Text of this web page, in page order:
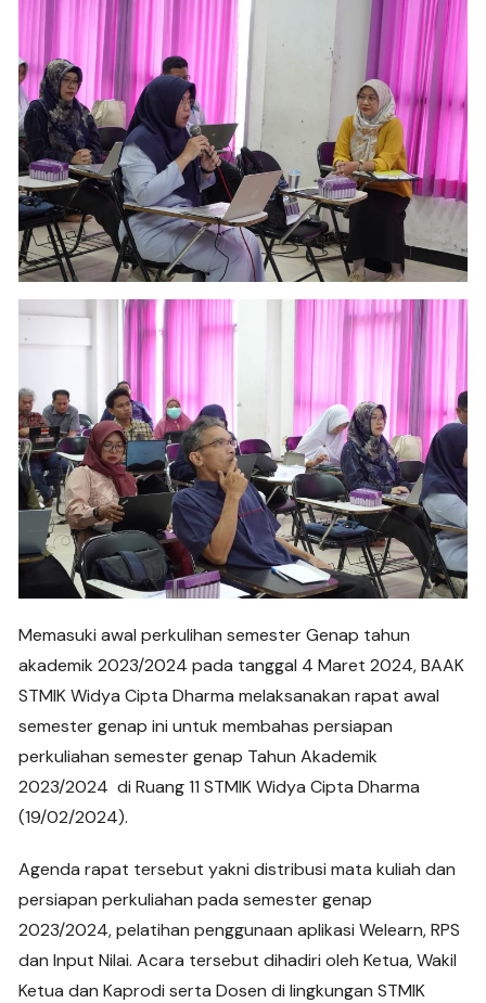
Memasuki awal perkulihan semester Genap tahun
akademik 2023/2024 pada tanggal 4 Maret 2024, BAAK
STMIK Widya Cipta Dharma melaksanakan rapat awal
semester genap ini untuk membahas persiapan
perkuliahan semester genap Tahun Akademik
2023/2024 di Ruang 11 STMIK Widya Cipta Dharma
(19/02/2024).
Agenda rapat tersebut yakni distribusi mata kuliah dan
persiapan perkuliahan pada semester genap
2023/2024, pelatihan penggunaan aplikasi Welearn, RPS
dan Input Nilai. Acara tersebut dihadiri oleh Ketua, Wakil
Ketua dan Kaprodi serta Dosen di lingkungan STMIK